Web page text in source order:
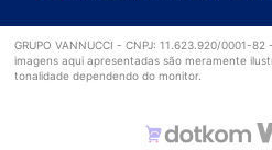
GRUPO VANNUCCI - CNPJ: 11.623.920/0001-
imagens aqui apresentadas são meramente
tonalidade dependendo do monitor.